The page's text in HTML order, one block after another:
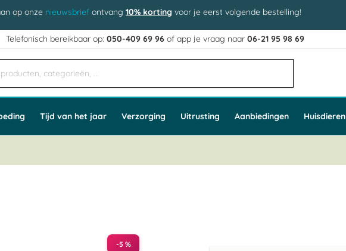
op onze nieuwsbrief ontvang 10% korting voor je eerst volgende bestelling!
Telefonisch bereikbaar op:050-409 69 96 of app je vraag naar06-21 95 98 69
Tijd van het jaar Verzorging Uitrusting Aanbiedingen Huisdieren
-5 %